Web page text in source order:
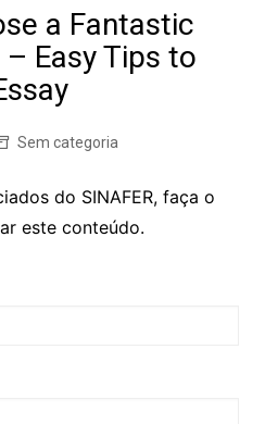
a Fantastic
– Easy Tips to
Sem categoria
do SINAFER, faça o
este conteúdo.